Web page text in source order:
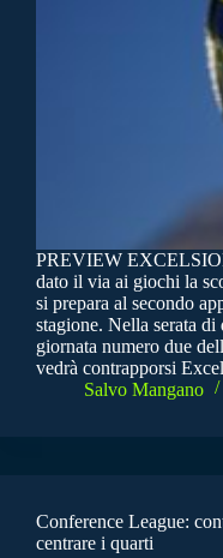
PREVIEW
dato il via ai giochi la
si prepara al secondo
stagione. Nella serata
giornata numero due
vedrà contrapporsi
Salvo Mangano
Conference League:
centrare i quarti